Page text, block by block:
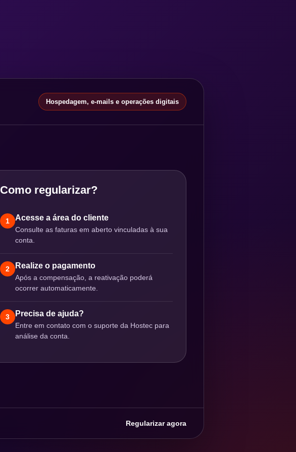
Hospedagem, e-mails e operações digitais
Como regularizar?
1 Acesse a área do cliente
Consulte as faturas em aberto vinculadas à sua
conta.
2 Realize o pagamento
Após a compensação, a reativação poderá
ocorrer automaticamente.
3 Precisa de ajuda?
Entre em contato com o suporte da Hostec para
análise da conta.
Regularizar agora